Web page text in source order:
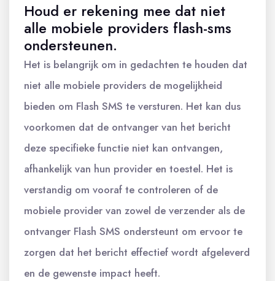
Houd er rekening mee dat niet
alle mobiele providers flash-sms
ondersteunen.
Het is belangrijk om in gedachten te houden dat
niet alle mobiele providers de mogelijkheid
bieden om Flash SMS te versturen. Het kan dus
voorkomen dat de ontvanger van het bericht
deze specifieke functie niet kan ontvangen,
afhankelijk van hun provider en toestel. Het is
verstandig om vooraf te controleren of de
mobiele provider van zowel de verzender als de
ontvanger Flash SMS ondersteunt om ervoor te
zorgen dat het bericht effectief wordt afgeleverd
en de gewenste impact heeft.